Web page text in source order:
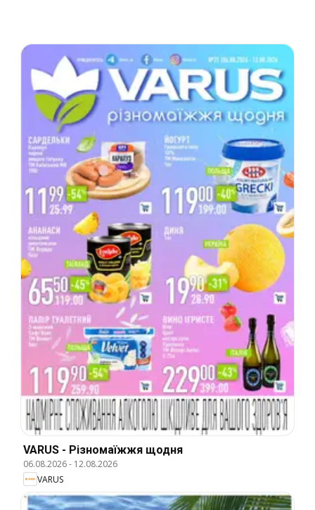
VARUS - Різномаїжжя щодня
06.08.2026- 12.08.2026
VARUS